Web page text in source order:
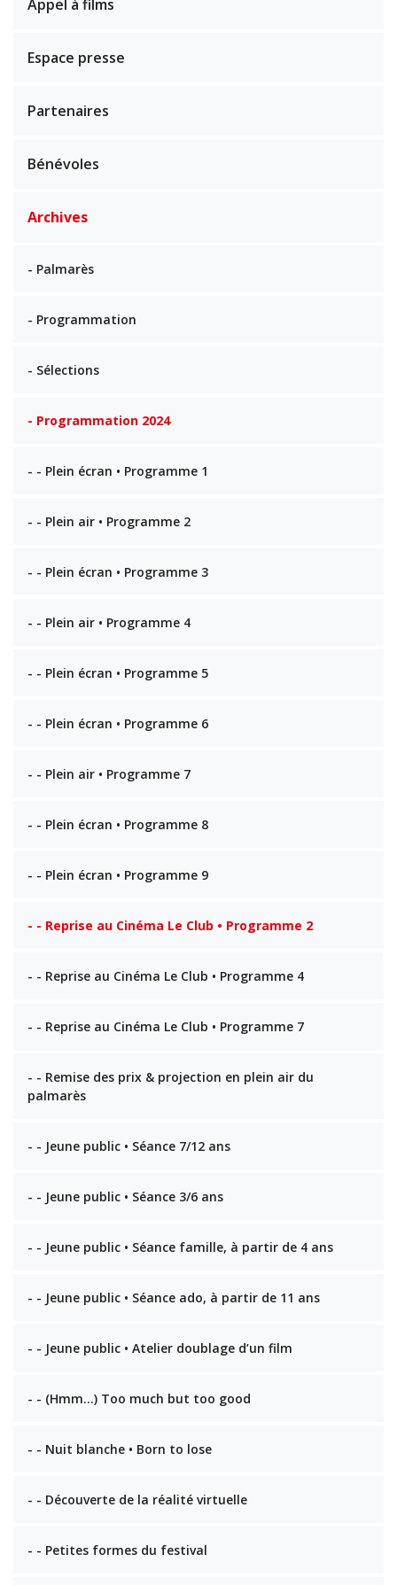
Appel à films
Espace presse
Partenaires
Bénévoles
Archives
- Palmarès
- Programmation
- Sélections
- Programmation 2024
- - Plein écran • Programme 1
- - Plein air • Programme 2
- - Plein écran • Programme 3
- - Plein air • Programme 4
- - Plein écran • Programme 5
- - Plein écran • Programme 6
- - Plein air • Programme 7
- - Plein écran • Programme 8
- - Plein écran • Programme 9
- - Reprise au Cinéma Le Club • Programme 2
- - Reprise au Cinéma Le Club • Programme 4
- - Reprise au Cinéma Le Club • Programme 7
- - Remise des prix & projection en plein air du
palmarès
- - Jeune public • Séance 7/12 ans
- - Jeune public • Séance 3/6 ans
- - Jeune public • Séance famille, à partir de 4 ans
- - Jeune public • Séance ado, à partir de 11 ans
- - Jeune public • Atelier doublage d’un film
- - (Hmm…) Too much but too good
- - Nuit blanche • Born to lose
- - Découverte de la réalité virtuelle
- - Petites formes du festival